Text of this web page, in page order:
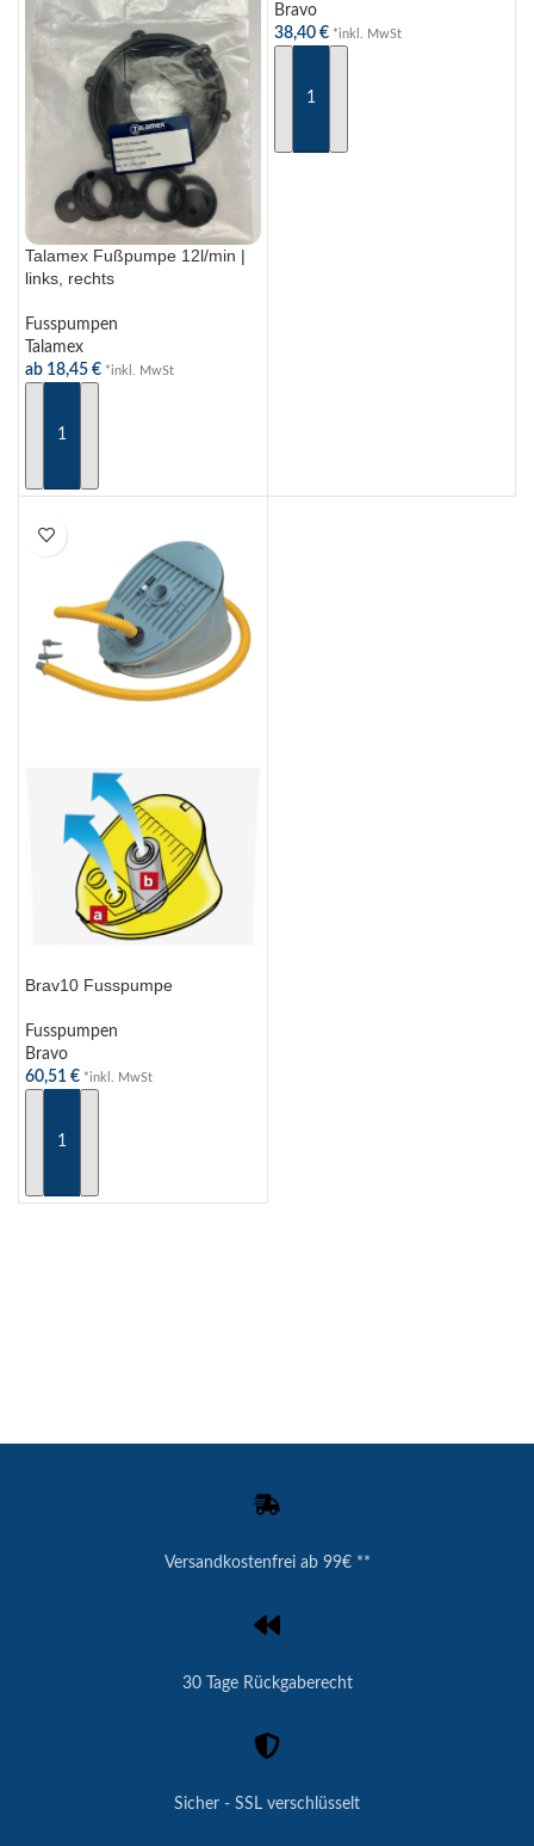
Talamex Fußpumpe 12l/min |
links, rechts
Fusspumpen
Talamex
ab 18,45 € *inkl. MwSt
Bravo
38,40 € *inkl. MwSt
Brav10 Fusspumpe
Fusspumpen
Bravo
60,51 € *inkl. MwSt
Versandkostenfrei ab 99€ **
30 Tage Rückgaberecht
Sicher - SSL verschlüsselt